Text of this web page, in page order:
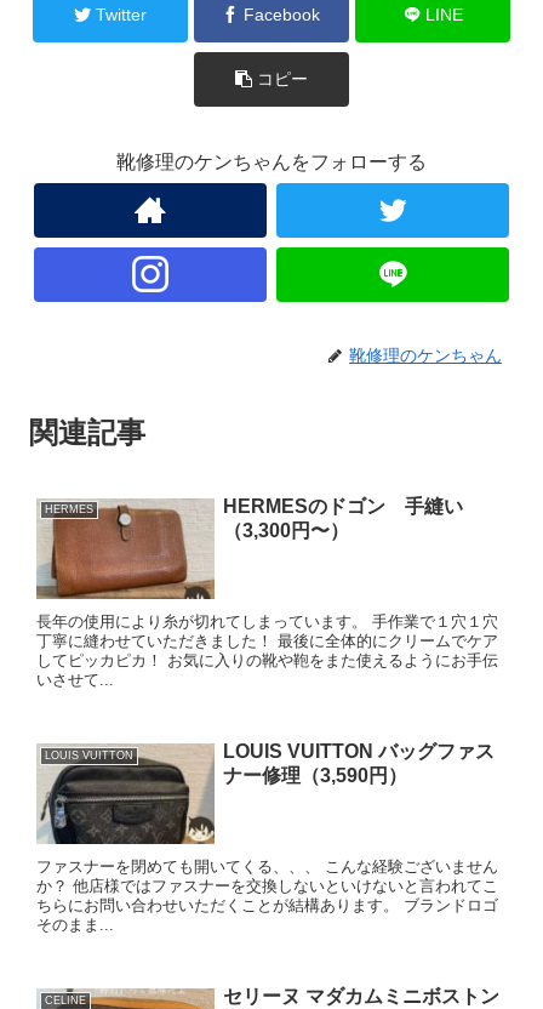
Twitter Facebook LINE
コピー
靴修理のケンちゃんをフォローする
靴修理のケンちゃん
関連記事
HERMES
HERMESのドゴン 手縫い
（3,300円〜）
長年の使用により糸が切れてしまっています。 手作業で１穴１穴
丁寧に縫わせていただきました！ 最後に全体的にクリームでケア
してピッカピカ！ お気に入りの靴や鞄をまた使えるようにお手伝
いさせて...
LOUIS VUITTON
LOUIS VUITTON バッグファス
ナー修理（3,590円）
ファスナーを閉めても開いてくる、、、 こんな経験ございません
か？ 他店様ではファスナーを交換しないといけないと言われてこ
ちらにお問い合わせいただくことが結構あります。 ブランドロゴ
そのまま...
CELINE
セリーヌ マダカムミニボストン